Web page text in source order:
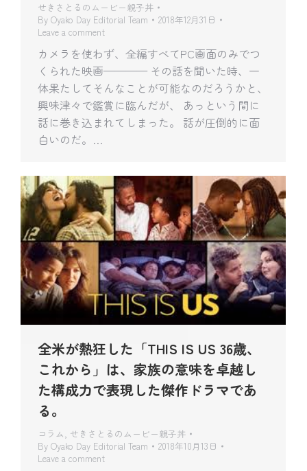
せきさとるのムービー親子丼
By Oyako Day Editorial Team
2018年12月31日
Leave a comment
カメラを使わず、全編すべてPC画面のみでつ
くられた映画———— その話を聞いた時、一
体果たしてそんなことが可能なのだろうかと、
興味津々で鑑賞に臨んだが、 あっという間に
話に巻き込まれてしまった。 話が圧倒的に面
白いのだ。…
全米が熱狂した「THIS IS US 36歳、
これから」は、家族の意味を卓越し
た構成力で表現した傑作ドラマであ
る。
コラム, せきさとるのムービー親子丼
By Oyako Day Editorial Team
2018年10月13日
Leave a comment